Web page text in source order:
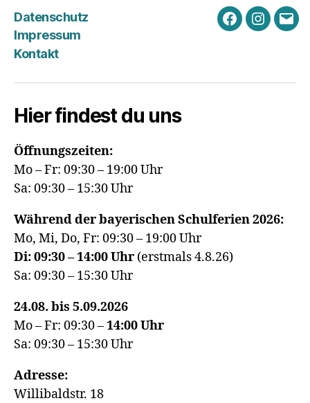
Datenschutz
Impressum
Kontakt
FacebookE-
Hier findest du uns
Öffnungszeiten:
Mo – Fr: 09:30 – 19:00 Uhr
Sa: 09:30 – 15:30 Uhr
Während der bayerischen Schulferien 2026:
Mo, Mi, Do, Fr: 09:30 – 19:00 Uhr
Di: 09:30 – 14:00 Uhr (erstmals 4.8.26)
Sa: 09:30 – 15:30 Uhr
24.08. bis 5.09.2026
Mo – Fr: 09:30 –14:00Uhr
Sa: 09:30 – 15:30 Uhr
Adresse:
Willibaldstr. 18